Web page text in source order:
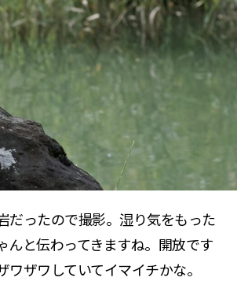
だったので撮影。湿り気をもった
んと伝わってきますね。開放です
ワザワしていてイマイチかな。